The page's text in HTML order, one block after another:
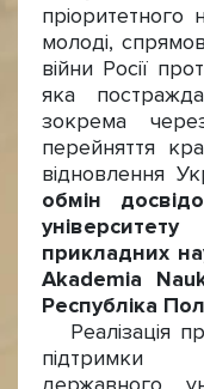
пріоритетного
молоді,
війни Росії
яка
зокрема
перейняття
відновлення
обмін
прикладних
Akademia
Республіка
Реалізація
підтримки